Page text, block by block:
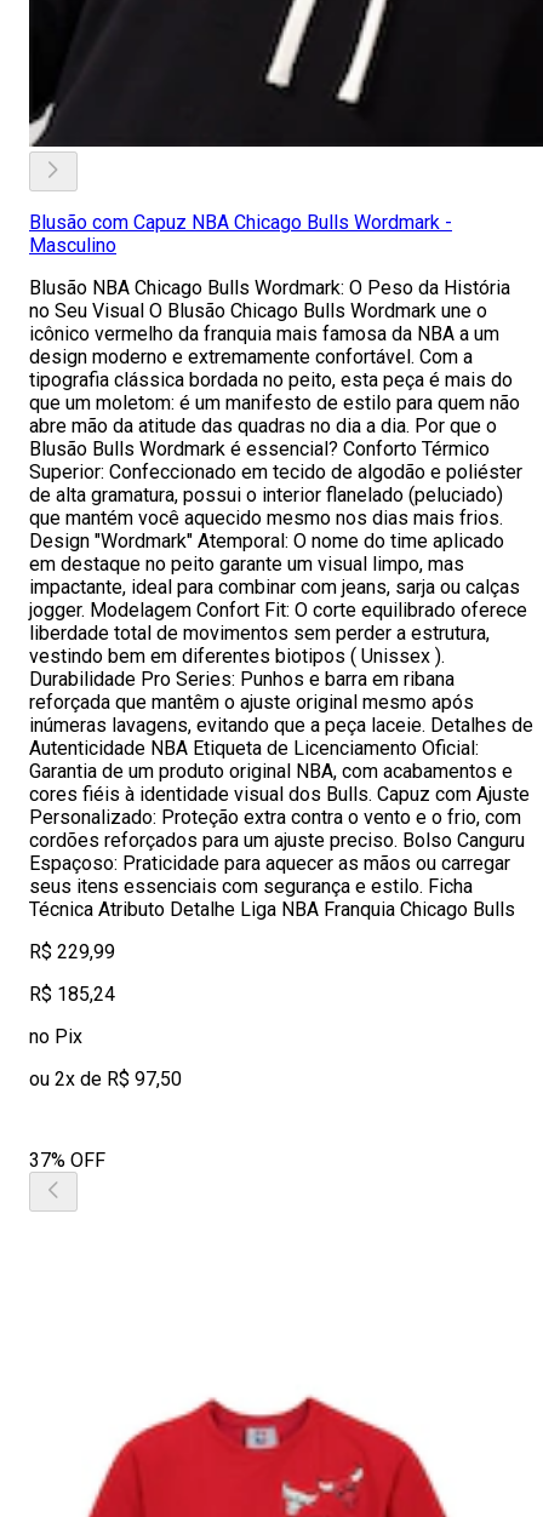
Blusão com Capuz NBA Chicago Bulls Wordmark -
Masculino
Blusão NBA Chicago Bulls Wordmark: O Peso da História
no Seu Visual O Blusão Chicago Bulls Wordmark une o
icônico vermelho da franquia mais famosa da NBA a um
design moderno e extremamente confortável. Com a
tipografia clássica bordada no peito, esta peça é mais do
que um moletom: é um manifesto de estilo para quem não
abre mão da atitude das quadras no dia a dia. Por que o
Blusão Bulls Wordmark é essencial? Conforto Térmico
Superior: Confeccionado em tecido de algodão e poliéster
de alta gramatura, possui o interior flanelado (peluciado)
que mantém você aquecido mesmo nos dias mais frios.
Design "Wordmark" Atemporal: O nome do time aplicado
em destaque no peito garante um visual limpo, mas
impactante, ideal para combinar com jeans, sarja ou calças
jogger. Modelagem Confort Fit: O corte equilibrado oferece
liberdade total de movimentos sem perder a estrutura,
vestindo bem em diferentes biotipos ( Unissex ).
Durabilidade Pro Series: Punhos e barra em ribana
reforçada que mantêm o ajuste original mesmo após
inúmeras lavagens, evitando que a peça laceie. Detalhes de
Autenticidade NBA Etiqueta de Licenciamento Oficial:
Garantia de um produto original NBA, com acabamentos e
cores fiéis à identidade visual dos Bulls. Capuz com Ajuste
Personalizado: Proteção extra contra o vento e o frio, com
cordões reforçados para um ajuste preciso. Bolso Canguru
Espaçoso: Praticidade para aquecer as mãos ou carregar
seus itens essenciais com segurança e estilo. Ficha
Técnica Atributo Detalhe Liga NBA Franquia Chicago Bulls
R$ 229,99
R$ 185,24
no Pix
ou 2x de R$ 97,50
37% OFF